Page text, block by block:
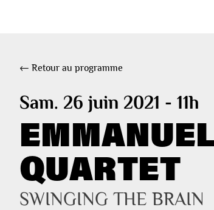
← Retour au programme
Sam. 26 juin 2021 - 11h
QUARTET
SWINGING THE BRAIN